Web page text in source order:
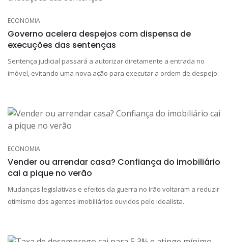
ECONOMIA
Governo acelera despejos com dispensa de
execuções das sentenças
Sentença judicial passará a autorizar diretamente a entrada no
imóvel, evitando uma nova ação para executar a ordem de despejo.
ECONOMIA
Vender ou arrendar casa? Confiança do imobiliário
cai a pique no verão
Mudanças legislativas e efeitos da guerra no Irão voltaram a reduzir
otimismo dos agentes imobiliários ouvidos pelo idealista.